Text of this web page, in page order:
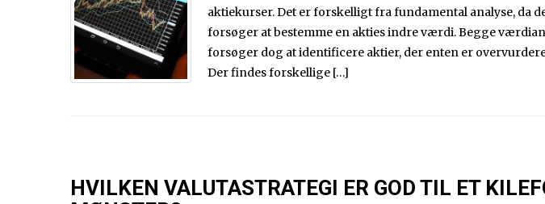
aktiekurser. Det er forskelligt fra fundamental analyse, da
forsøger at bestemme en akties indre værdi. Begge
forsøger dog at identificere aktier, der enten er
Der findes forskellige […]
HVILKEN VALUTASTRATEGI ER GOD TIL ET